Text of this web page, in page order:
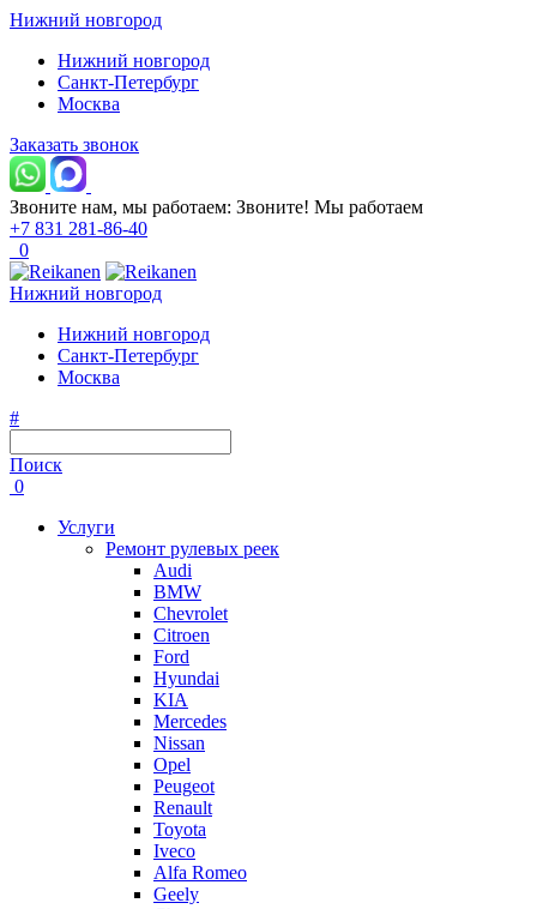
Нижний новгород
Нижний новгород
Санкт-Петербург
Москва
Заказать звонок
Звоните нам, мы работаем: Звоните! Мы работаем
+7 831 281-86-40
0
Нижний новгород
Нижний новгород
Санкт-Петербург
Москва
#
Поиск
0
Услуги
Ремонт рулевых реек
Audi
BMW
Chevrolet
Citroen
Ford
Hyundai
KIA
Mercedes
Nissan
Opel
Peugeot
Renault
Toyota
Iveco
Alfa Romeo
Geely